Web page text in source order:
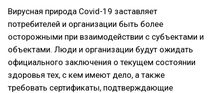
Вирусная природа Covid-19 заставляет
потребителей и организации быть более
осторожными при взаимодействии с субъектами и
объектами. Люди и организации будут ожидать
официального заключения о текущем состоянии
здоровья тех, с кем имеют дело, а также
требовать сертификаты, подтверждающие